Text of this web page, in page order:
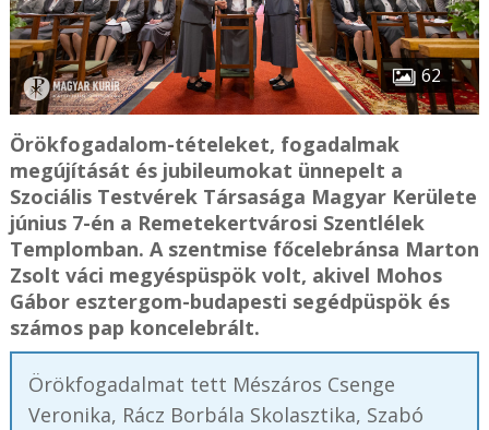
62
Örökfogadalom-tételeket, fogadalmak
megújítását és jubileumokat ünnepelt a
Szociális Testvérek Társasága Magyar Kerülete
június 7-én a Remetekertvárosi Szentlélek
Templomban. A szentmise főcelebránsa Marton
Zsolt váci megyéspüspök volt, akivel Mohos
Gábor esztergom-budapesti segédpüspök és
számos pap koncelebrált.
Örökfogadalmat tett Mészáros Csenge
Veronika, Rácz Borbála Skolasztika, Szabó